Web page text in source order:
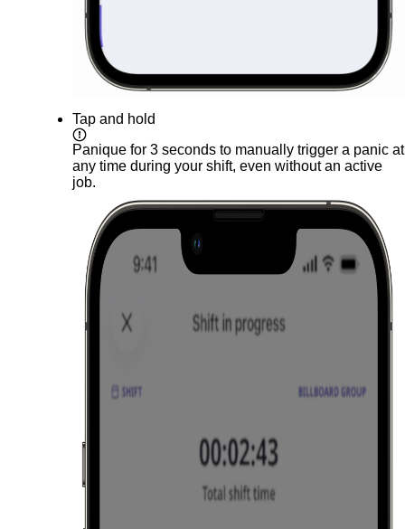
Tap and hold
Panique for 3 seconds to manually trigger a panic at
any time during your shift, even without an active
job.